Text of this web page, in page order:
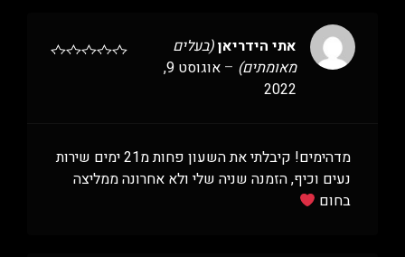
אתי הידריאן(בעלים
מאומתים) –
אוגוסט 9,
2022
מדהימים! קיבלתי את השעון פחות מ21 ימים שירות
נעים וכיף, הזמנה שניה שלי ולא אחרונה ממליצה
בחום